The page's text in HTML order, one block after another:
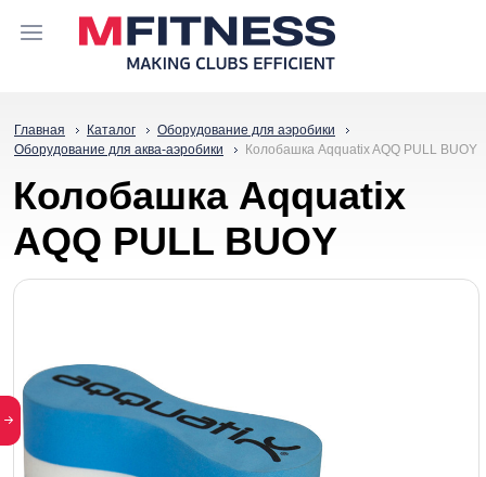
Главная Каталог
Оборудование для аэробики
Оборудование для аква-аэробики
Колобашка Aqquatix AQQ PULL BUOY
Колобашка Aqquatix
AQQ PULL BUOY